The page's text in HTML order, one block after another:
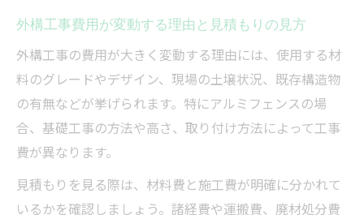
外構工事費用が変動する理由と見積もりの見方
外構工事の費用が大きく変動する理由には、使用する材
料のグレードやデザイン、現場の土壌状況、既存構造物
の有無などが挙げられます。特にアルミフェンスの場
合、基礎工事の方法や高さ、取り付け方法によって工事
費が異なります。
見積もりを見る際は、材料費と施工費が明確に分かれて
いるかを確認しましょう。諸経費や運搬費、廃材処分費